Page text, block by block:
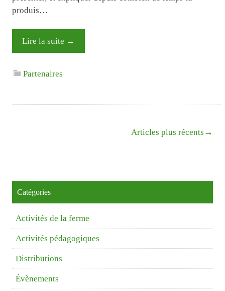
produis…
Lire la suite →
Partenaires
Articles plus récents →
Catégories
Activités de la ferme
Activités pédagogiques
Distributions
Évènements